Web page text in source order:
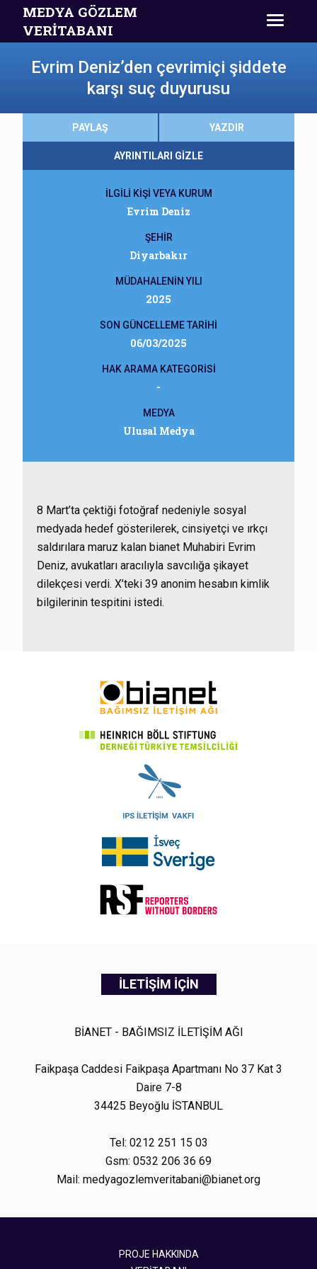
MEDYA GÖZLEM
VERİTABANI
Evrim Deniz’den çevrimiçi şiddete
karşı suç duyurusu
PAYLAŞ YAZDIR
AYRINTILARI GİZLE
İLGİLİ KİŞİ VEYA KURUM
Evrim Deniz
ŞEHİR
Diyarbakır
MÜDAHALENİN YILI
2025
SON GÜNCELLEME TARİHİ
06/03/2025
HAK ARAMA KATEGORİSİ
-
MEDYA
Ulusal Medya
8 Mart’ta çektiği fotoğraf nedeniyle sosyal
medyada hedef gösterilerek, cinsiyetçi ve ırkçı
saldırılara maruz kalan bianet Muhabiri Evrim
Deniz, avukatları aracılıyla savcılığa şikayet
dilekçesi verdi. X’teki 39 anonim hesabın kimlik
bilgilerinin tespitini istedi.
İLETİŞİM İÇİN
BİANET - BAĞIMSIZ İLETİŞİM AĞI
Faikpaşa Caddesi Faikpaşa Apartmanı No 37 Kat 3
Daire 7-8
34425 Beyoğlu İSTANBUL
Tel: 0212 251 15 03
Gsm: 0532 206 36 69
Mail: medyagozlemveritabani@bianet.org
PROJE HAKKINDA